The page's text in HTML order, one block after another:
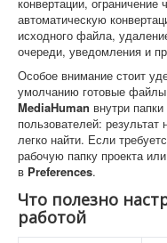
автоматическую
исходного файла,
очереди, уведомления и
Особое внимание стоит
умолчанию готовые
MediaHuman внутри
пользователей:
легко найти. Если
рабочую папку проекта
в Preferences.
Что полезно
работой